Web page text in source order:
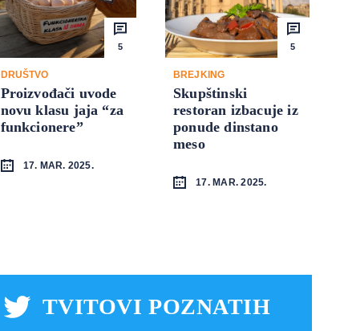
5
DRUŠTVO
Proizvođači uvode
novu klasu jaja “za
funkcionere”
17. MAR. 2025.
5
BREJKING
Skupštinski
restoran izbacuje iz
ponude dinstano
meso
17. MAR. 2025.
TVITOVI POZNATIH